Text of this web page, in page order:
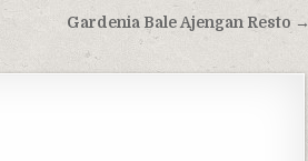
Gardenia Bale Ajengan Resto →